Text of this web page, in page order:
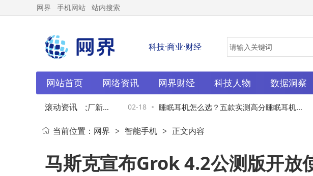
网界 手机网站 站内搜索
科技·商业·财经
网站首页 网络资讯 网界财经 科技人物 数据洞察
滚动资讯
随身听再起波澜，大厂新机
核心难题？
02-18 睡眠耳机怎么选？五款实测高分睡眠耳机深
度测评与选购指南
当前位置： 网界 > 智能手机 > 正文内容
马斯克宣布Grok 4.2公测版开放